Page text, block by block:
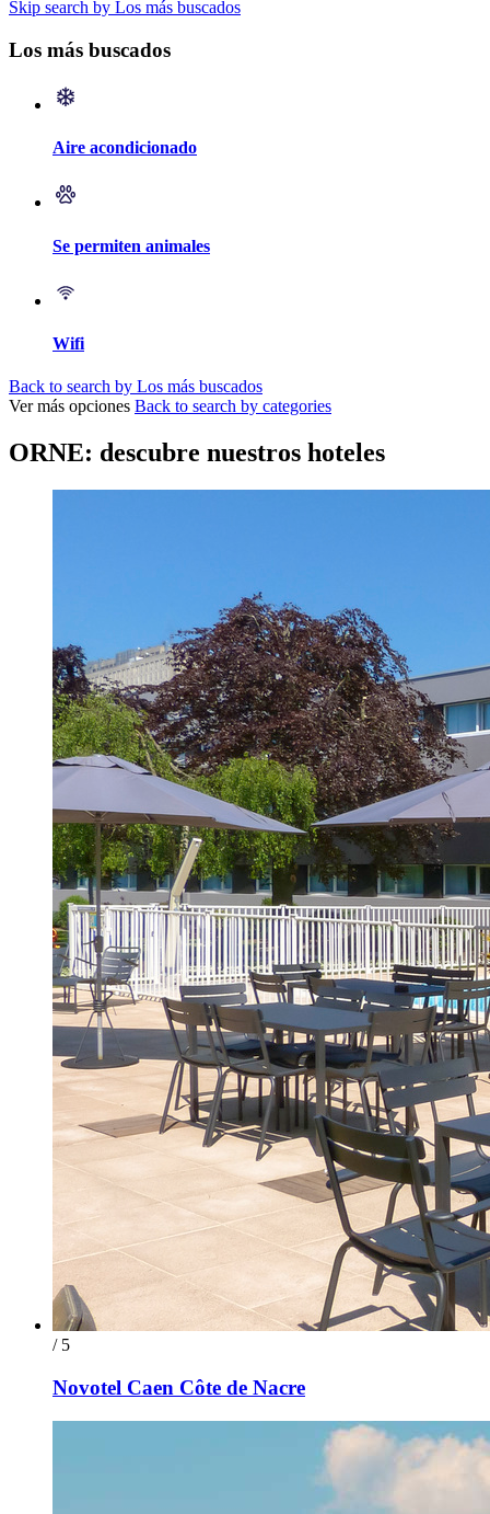
Skip search by Los más buscados
Los más buscados
Aire acondicionado
Se permiten animales
Wifi
Back to search by Los más buscados
Ver más opciones Back to search by categories
ORNE: descubre nuestros hoteles
/ 5
Novotel Caen Côte de Nacre